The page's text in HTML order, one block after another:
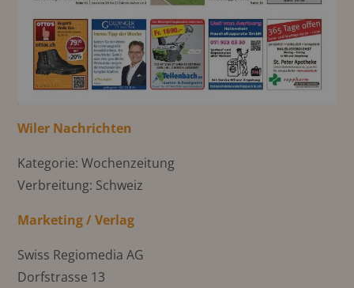
Wiler Nachrichten
Kategorie: Wochenzeitung
Verbreitung: Schweiz
Marketing / Verlag
Swiss Regiomedia AG
Dorfstrasse 13